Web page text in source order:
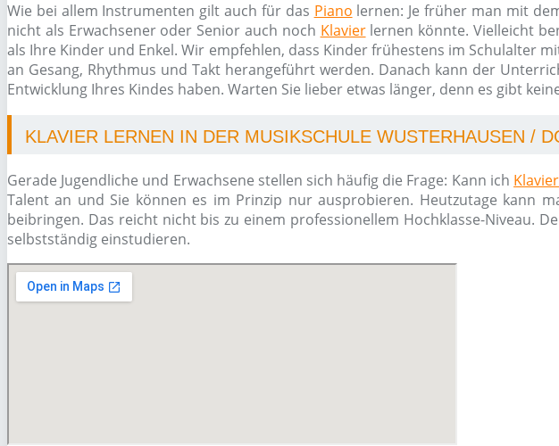
Wie bei allem Instrumenten gilt auch für das Piano lernen: Je früher man mit
nicht als Erwachsener oder Senior auch noch Klavierlernen könnte. Vielleicht
als Ihre Kinder und Enkel. Wir empfehlen, dass Kinder frühestens im Schulalter
an Gesang, Rhythmus und Takt herangeführt werden. Danach kann der
Entwicklung Ihres Kindes haben. Warten Sie lieber etwas länger, denn es gibt
KLAVIER LERNEN IN DER MUSIKSCHULE WUSTERHAUSEN /
Gerade Jugendliche und Erwachsene stellen sich häufig die Frage: Kann ich Klavier
Talent an und Sie können es im Prinzip nur ausprobieren. Heutzutage kann
beibringen. Das reicht nicht bis zu einem professionellem Hochklasse-Niveau.
selbstständig einstudieren.